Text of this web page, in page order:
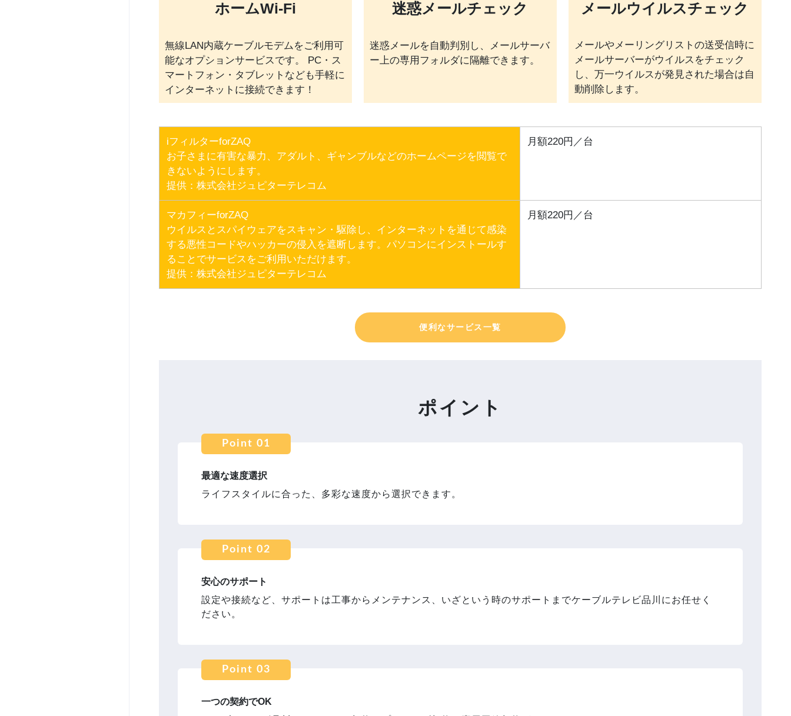
ホームWi-Fi
無線LAN内蔵ケーブルモデムをご利用可
能なオプションサービスです。 PC・ス
マートフォン・タブレットなども手軽に
インターネットに接続できます！
迷惑メールチェック
迷惑メールを自動判別し、メールサーバ
ー上の専用フォルダに隔離できます。
メールウイルスチェック
メールやメーリングリストの送受信時に
メールサーバーがウイルスをチェック
し、万一ウイルスが発見された場合は自
動削除します。
iフィルターforZAQ
お子さまに有害な暴力、アダルト、ギャンブルなどのホームページを閲覧で
きないようにします。
提供：株式会社ジュピターテレコム​
月額220円／台
マカフィーforZAQ
ウイルスとスパイウェアをスキャン・駆除し、インターネットを通じて感染
する悪性コードやハッカーの侵入を遮断します。パソコンにインストールす
ることでサービスをご利用いただけます。
提供：株式会社ジュピターテレコム​
月額220円／台
便利なサービス一覧
ポイント
Point 01
最適な速度選択
ライフスタイルに合った、多彩な速度から選択できます。
Point 02
安心のサポート
設定や接続など、サポートは工事からメンテナンス、いざという時のサポートまでケーブルテレビ品川にお任せく
ださい。
Point 03
一つの契約でOK